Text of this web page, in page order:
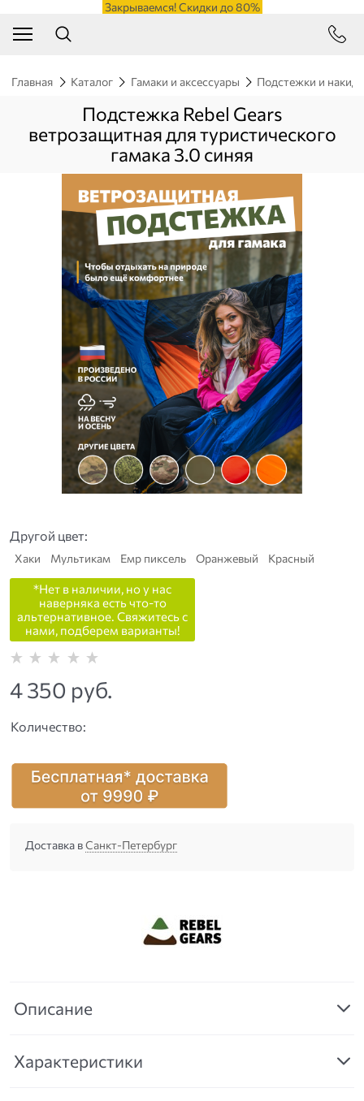
Закрываемся! Скидки до 80%
Главная Каталог Гамаки и аксессуары Подстежки и
Подстежка Rebel Gears
ветрозащитная для туристического
гамака 3.0 синяя
Другой цвет:
Хаки Мультикам Емр пиксель Оранжевый Красный
*Нет в наличии, но у нас
наверняка есть что-то
альтернативное. Свяжитесь с
нами, подберем варианты!
4 350 руб.
Количество:
Доставка вСанкт-Петербург
Описание
Характеристики